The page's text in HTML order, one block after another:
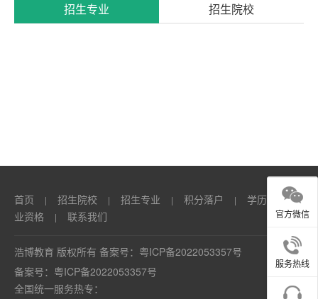
招生专业 招生院校
首页 | 招生院校 | 招生专业 | 积分落户 | 学历
职
业资格
| 联系我们
浩博教育 版权所有 备案号： 粤ICP备2022053357号
备案号： 粤ICP备2022053357号
全国统一服务热专：
官方微信
服务热线